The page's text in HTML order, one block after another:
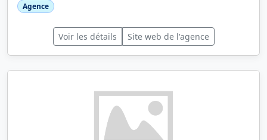
Agence
Voir les détails Site web de l'agence